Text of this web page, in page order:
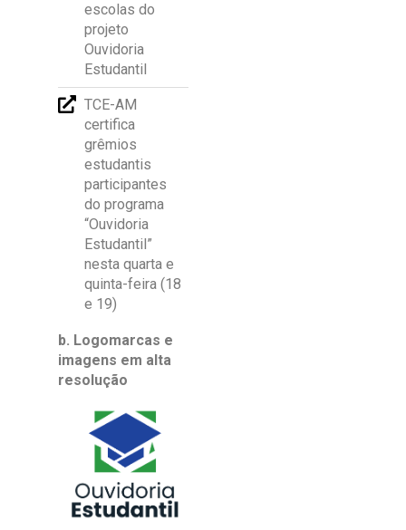
escolas do
projeto
Ouvidoria
Estudantil
TCE-AM
certifica
grêmios
estudantis
participantes
do programa
“Ouvidoria
Estudantil”
nesta quarta e
quinta-feira (18
e 19)
b. Logomarcas e
imagens em alta
resolução